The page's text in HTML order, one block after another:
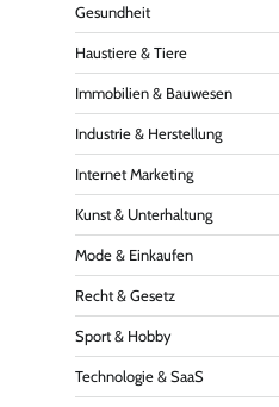
Gesundheit
Haustiere & Tiere
Immobilien & Bauwesen
Industrie & Herstellung
Internet Marketing
Kunst & Unterhaltung
Mode & Einkaufen
Recht & Gesetz
Sport & Hobby
Technologie & SaaS